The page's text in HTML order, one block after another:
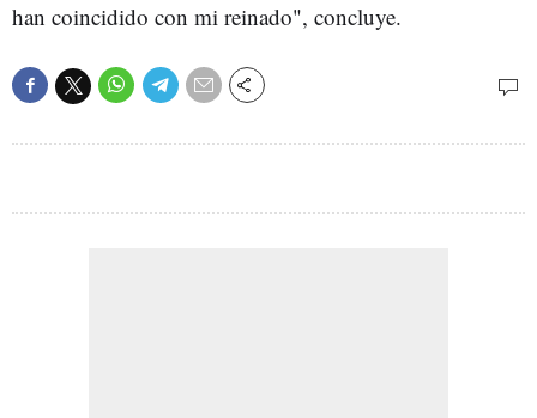
han coincidido con mi reinado", concluye.